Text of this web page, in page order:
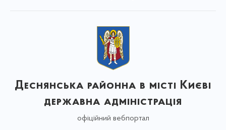
Деснянська районна в місті Києві
державна адміністрація
офіційний вебпортал